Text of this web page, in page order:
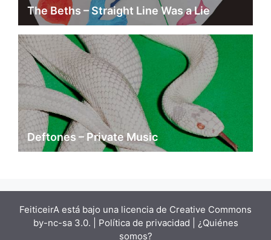
The Beths – Straight Line Was a Lie
Deftones – Private Music
FeiticeirA está bajo una licencia de Creative Commons
by-nc-sa 3.0. | Política de privacidad | ¿Quiénes
somos?